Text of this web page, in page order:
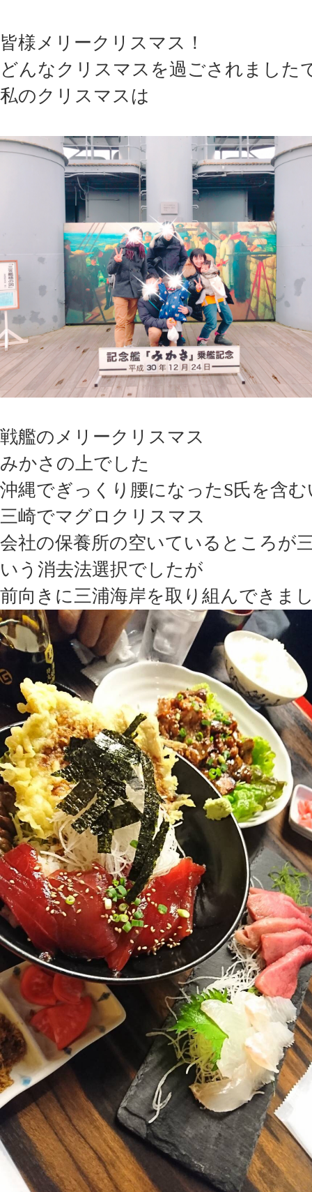
皆様メリークリスマス！
どんなクリスマスを過ごされました
私のクリスマスは
戦艦のメリークリスマス
みかさの上でした
沖縄でぎっくり腰になったS氏を含
三崎でマグロクリスマス
会社の保養所の空いているところが
いう消去法選択でしたが
前向きに三浦海岸を取り組んできま